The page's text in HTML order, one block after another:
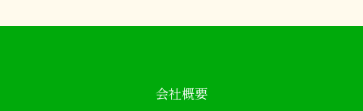
会社概要